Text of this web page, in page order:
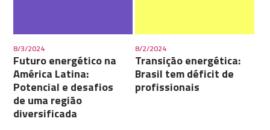
8/3/2024
Futuro energético na
América Latina:
Potencial e desafios
de uma região
diversificada
8/2/2024
Transição energética:
Brasil tem déficit de
profissionais